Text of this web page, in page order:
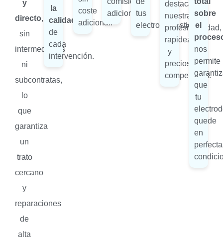
y
directo,
sin
intermediarios
ni
subcontratas,
lo
que
garantiza
un
trato
cercano
y
reparaciones
de
alta
la
calidad
de
cada
intervención.
coste
adicional.
adicionales.
tus
electrodomésticos.
destacan
nuestra
profesionalidad,
rapidez
y
precios
competitivos.
sobre
el
nos
permite
que
tu
quede
en